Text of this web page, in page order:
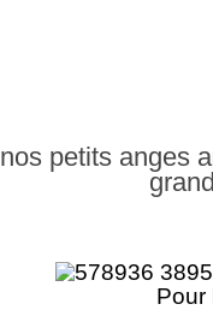
petits anges
Pour